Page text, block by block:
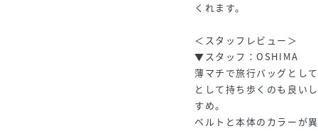
くれます。
＜スタッフレビュー＞
▼スタッフ：OSHIMA
薄マチで旅行バッグとし
として持ち歩くのも良い
すめ。
ベルトと本体のカラーが